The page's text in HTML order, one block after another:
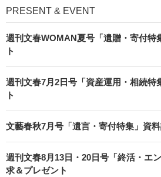
PRESENT & EVENT
週刊文春WOMAN夏号「遺贈・寄付特
ト
週刊文春7月2日号「資産運用・相続特
ト
文藝春秋7月号「遺言・寄付特集」資
週刊文春8月13日・20日号「終活・エ
求＆プレゼント